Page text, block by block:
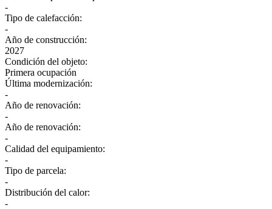
-
Tipo de calefacción:
-
Año de construcción:
2027
Condición del objeto:
Primera ocupación
Última modernización:
-
Año de renovación:
-
Año de renovación:
-
Calidad del equipamiento:
-
Tipo de parcela:
-
Distribución del calor:
-